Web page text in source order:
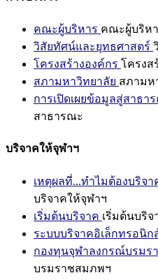
คณะผู้บริหาร คณะผู้บริห
วิสัยทัศน์และยุทธศาสตร์
โครงสร้างองค์กร โครงส
สภามหาวิทยาลัย สภามห
การเปิดเผยข้อมูลสู่สาธา
สาธารณะ
บริจาคให้จุฬาฯ
เหตุผลที่...ทำไมต้องบริจา
บริจาคให้จุฬาฯ
เริ่มต้นบริจาค เริ่มต้นบริจ
ระบบบริจาคอิเล็กทรอนิก
กองทุนจุฬาลงกรณ์บรมร
บรมราชสมภพฯ